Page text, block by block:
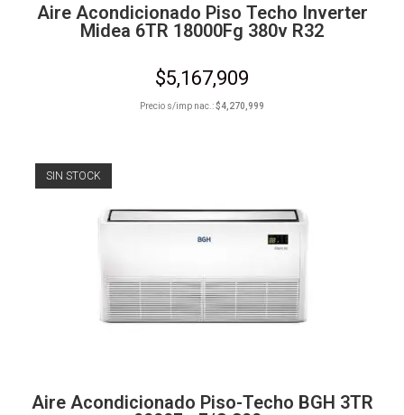
Aire Acondicionado Piso Techo Inverter
Midea 6TR 18000Fg 380v R32
$5,167,909
Precio s/imp nac.:$4,270,999
SIN STOCK
Aire Acondicionado Piso-Techo BGH 3TR